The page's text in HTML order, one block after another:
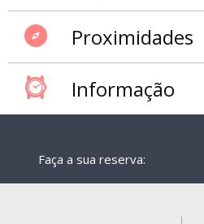
Proximidades
Informação
Faça a sua reserva: